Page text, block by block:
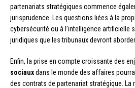
partenariats stratégiques commence
jurisprudence. Les questions liées à la
cybersécurité ou à l’intelligence artificielle
juridiques que les tribunaux devront aborder.
Enfin, la prise en compte croissante des
sociauxdans le monde des affaires
des contrats de partenariat stratégique. La